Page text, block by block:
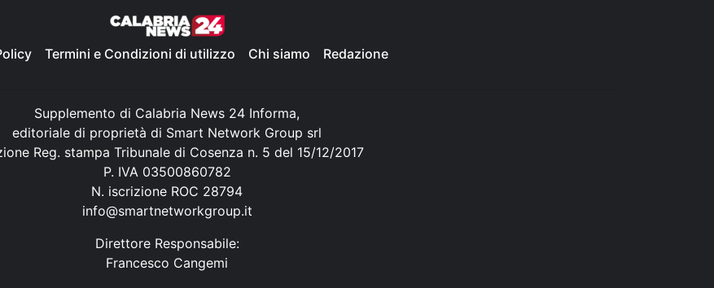
Termini e Condizioni di utilizzo Chi siamo Redazione
Supplemento di Calabria News 24 Informa,
editoriale di proprietà di Smart Network Group srl
Reg. stampa Tribunale di Cosenza n. 5 del 15/12/2017
P. IVA 03500860782
N. iscrizione ROC 28794
info@smartnetworkgroup.it
Direttore Responsabile:
Francesco Cangemi